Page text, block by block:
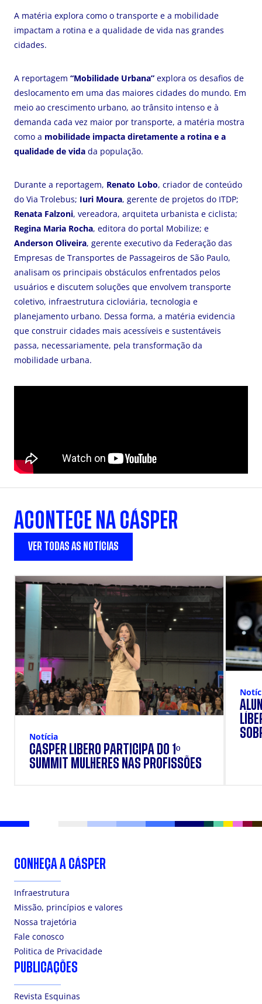
A matéria explora como o transporte e a mobilidade
impactam a rotina e a qualidade de vida nas grandes
cidades.
A reportagem “Mobilidade Urbana” explora os desafios de
deslocamento em uma das maiores cidades do mundo. Em
meio ao crescimento urbano, ao trânsito intenso e à
demanda cada vez maior por transporte, a matéria mostra
como a mobilidade impacta diretamente a rotina e a
qualidade de vida da população.
Durante a reportagem, Renato Lobo, criador de conteúdo
do Via Trolebus; Iuri Moura, gerente de projetos do ITDP;
Renata Falzoni, vereadora, arquiteta urbanista e ciclista;
Regina Maria Rocha, editora do portal Mobilize; e
Anderson Oliveira, gerente executivo da Federação das
Empresas de Transportes de Passageiros de São Paulo,
analisam os principais obstáculos enfrentados pelos
usuários e discutem soluções que envolvem transporte
coletivo, infraestrutura cicloviária, tecnologia e
planejamento urbano. Dessa forma, a matéria evidencia
que construir cidades mais acessíveis e sustentáveis
passa, necessariamente, pela transformação da
mobilidade urbana.
ACONTECE NA CÁSPER
VER TODAS AS NOTÍCIAS
Notícia
CÁSPER LÍBERO PARTICIPA DO 1º
SUMMIT MULHERES NAS PROFISSÕES
CONHEÇA A CÁSPER
Infraestrutura
Missão, princípios e valores
Nossa trajetória
Fale conosco
Politica de Privacidade
PUBLICAÇÕES
Revista Esquinas